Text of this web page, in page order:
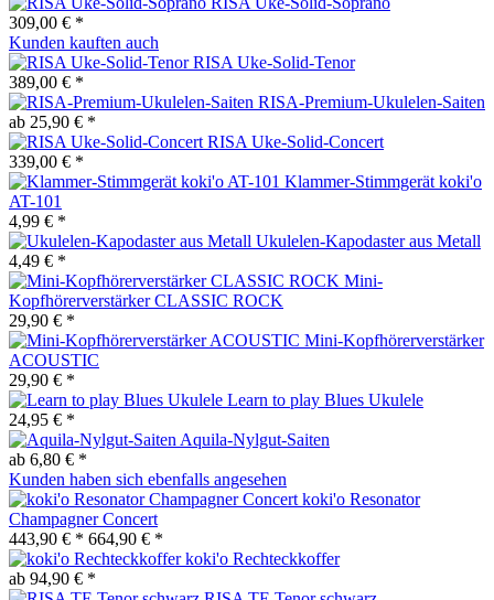
309,00 € *
Kunden kauften auch
RISA Uke-Solid-Tenor
389,00 € *
RISA-Premium-Ukulelen-Saiten
ab 25,90 € *
RISA Uke-Solid-Concert
339,00 € *
Klammer-Stimmgerät koki'o
AT-101
4,99 € *
Ukulelen-Kapodaster aus Metall
4,49 € *
Mini-
Kopfhörerverstärker CLASSIC ROCK
29,90 € *
Mini-Kopfhörerverstärker
ACOUSTIC
29,90 € *
Learn to play Blues Ukulele
24,95 € *
Aquila-Nylgut-Saiten
ab 6,80 € *
Kunden haben sich ebenfalls angesehen
koki'o Resonator
Champagner Concert
443,90 € * 664,90 € *
koki'o Rechteckkoffer
ab 94,90 € *